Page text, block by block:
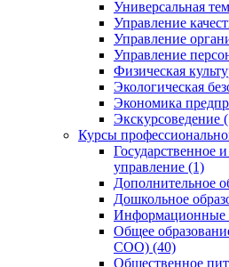
Универсальная
Управление
Управление
Управление
Физическая
Экологическая
Экономика
Экскурсоведение
Курсы
Государственное
управление (1)
Дополнительное
Дошкольное
Информационные
Общее
СОО) (40)
Общественное